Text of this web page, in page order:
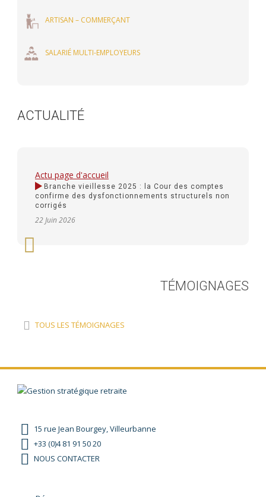
ARTISAN – COMMERÇANT
SALARIÉ MULTI-EMPLOYEURS
ACTUALITÉ
Actu page d'accueil
Branche vieillesse 2025 : la Cour des comptes
confirme des dysfonctionnements structurels non
corrigés
22 Juin 2026
TÉMOIGNAGES
TOUS LES TÉMOIGNAGES
15 rue Jean Bourgey, Villeurbanne
+33 (0)4 81 91 50 20
NOUS CONTACTER